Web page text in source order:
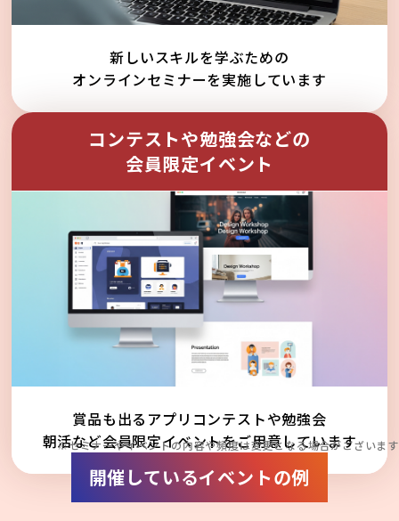
新しいスキルを学ぶための
オンラインセミナーを実施しています
コンテストや勉強会などの
会員限定イベント
賞品も出るアプリコンテストや勉強会
朝活など会員限定イベントをご用意しています
※セミナーやイベントの内容や頻度は変更となる場合がございます
開催しているイベントの例